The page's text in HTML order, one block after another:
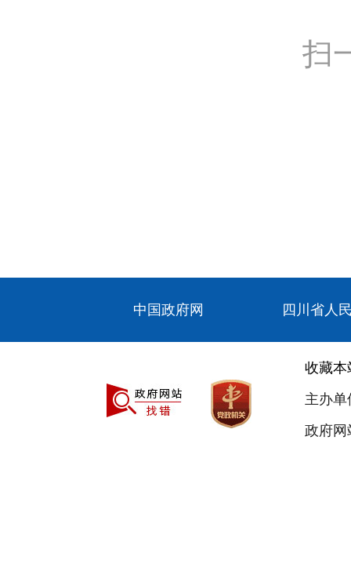
扫
中国政府网 四川省人
收藏本
主办
政府网